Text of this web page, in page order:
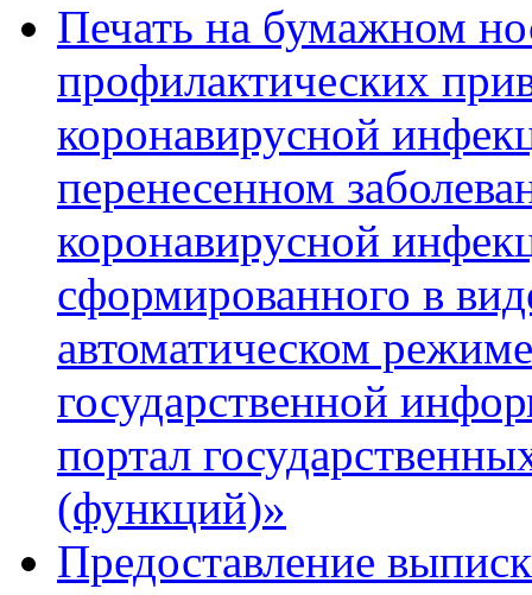
Печать на бумажном
профилактических
коронавирусной
перенесенном
коронавирусной
сформированного в
автоматическом
государственной
портал
(функций)»
Предоставление